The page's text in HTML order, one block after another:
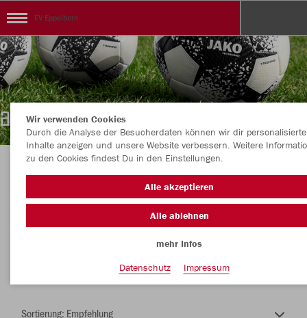
FV Eppelborn
Herzlich willkommen im FV Eppelborn
Teamshop
Farbe
Wir verwenden Cookies
Durch die Analyse der Besucherdaten können wir dir personalisierte
Inhalte anzeigen und unsere Website verbessern. Weitere
zu den Cookies findest Du in den Einstellungen.
Alle akzeptieren
Alle ablehnen
mehr Infos
Datenschutz
Impressum